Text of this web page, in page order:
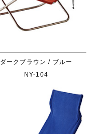
ダークブラウン / ブルー
NY-104